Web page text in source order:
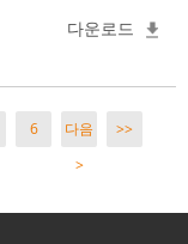
다운로드
6
다음
>
>>